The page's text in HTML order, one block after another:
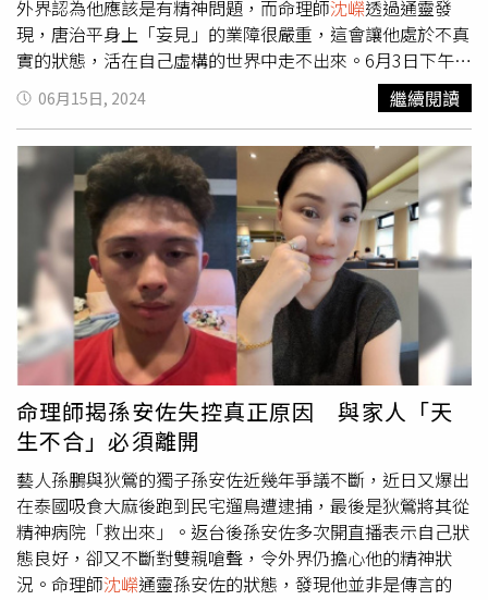
定」、「損財」和「上癮症」的不良業力，導致他的富貴命
格出現不穩定的現象，甚至很有可能會因為他的不當言行，
破壞了「富貴一生」的命格，必須小心謹慎才能繼續維持。
外界認為他應該是有精神問題，而命理師沈嶸透過通靈發
現，唐治平身上「妄見」的業障很嚴重，這會讓他處於不真
實的狀態，活在自己虛構的世界中走不出來。6月3日下午，
唐治平73歲的母親被發現陳屍在自家社區大樓頂樓牆角處，
接獲報案的警消趕抵現場時，發現她早已氣絕多時，身上甚
至已出現屍斑，由於現場沒有打鬥的痕跡，手上也沒有抵禦
性傷口，因此判定非他殺。警方透過屬指認、監視器畫面、
社區鄰居以及死者證件確認頂樓的遺體為唐母，但唐治平接
獲母親過世消息時，疑似情緒不穩、精神紊亂，兩次否認死
者是他的媽媽，第一時間社區幹部到場，渾身酒味的唐治平
說「這不是我媽媽」、「怎麼會有我家鑰匙？」，隨後關
門，第二次，警方拿著證件比對，詢問後唐治平也是否認，
直到唐治平表妹到場，才完成認屍。唐治平始終否認母喪的
消息，堅決認定遺體「不是我媽」，甚至因此怒懟記者、揚
言提告，且唐治平每次現身時都伴隨酒味，溝通也常常詞不
達意，不禁令人擔心他的精神狀態。命理師沈嶸 通靈唐治平
的靈魂體，發現他有「時空錯亂」與「認知混亂」的問題，
起因是他有「酒精上癮症」業力，長期酗酒造成他認知功能
損傷，認知與時間感都出現混亂，不知道什麼時間該做什麼
事，對照唐治平經紀人所言，日前他加入新劇組卻經常無故
找不到人，甚至滿身酒氣就上工，5月30日甚至跟同事借了
車資後就失聯，完全符合「因認知混亂而無法完成任務」的
通靈結果。沈嶸通靈唐治平腦波，發現唐治平「不相信媽媽
06月15日, 2024 繼續閱讀
命理師揭孫安佐失控真正原因 與家人「天
生不合」必須離開
藝人孫鵬與狄鶯的獨子孫安佐近幾年爭議不斷，近日又爆出
在泰國吸食大麻後跑到民宅遛鳥遭逮捕，最後是狄鶯將其從
精神病院「救出來」。返台後孫安佐多次開直播表示自己狀
態良好，卻又不斷對雙親嗆聲，令外界仍擔心他的精神狀
況。命理師沈嶸通靈孫安佐的狀態，發現他並非是傳言的